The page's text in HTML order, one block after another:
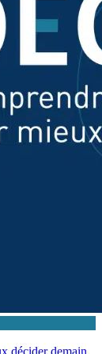
décider demain